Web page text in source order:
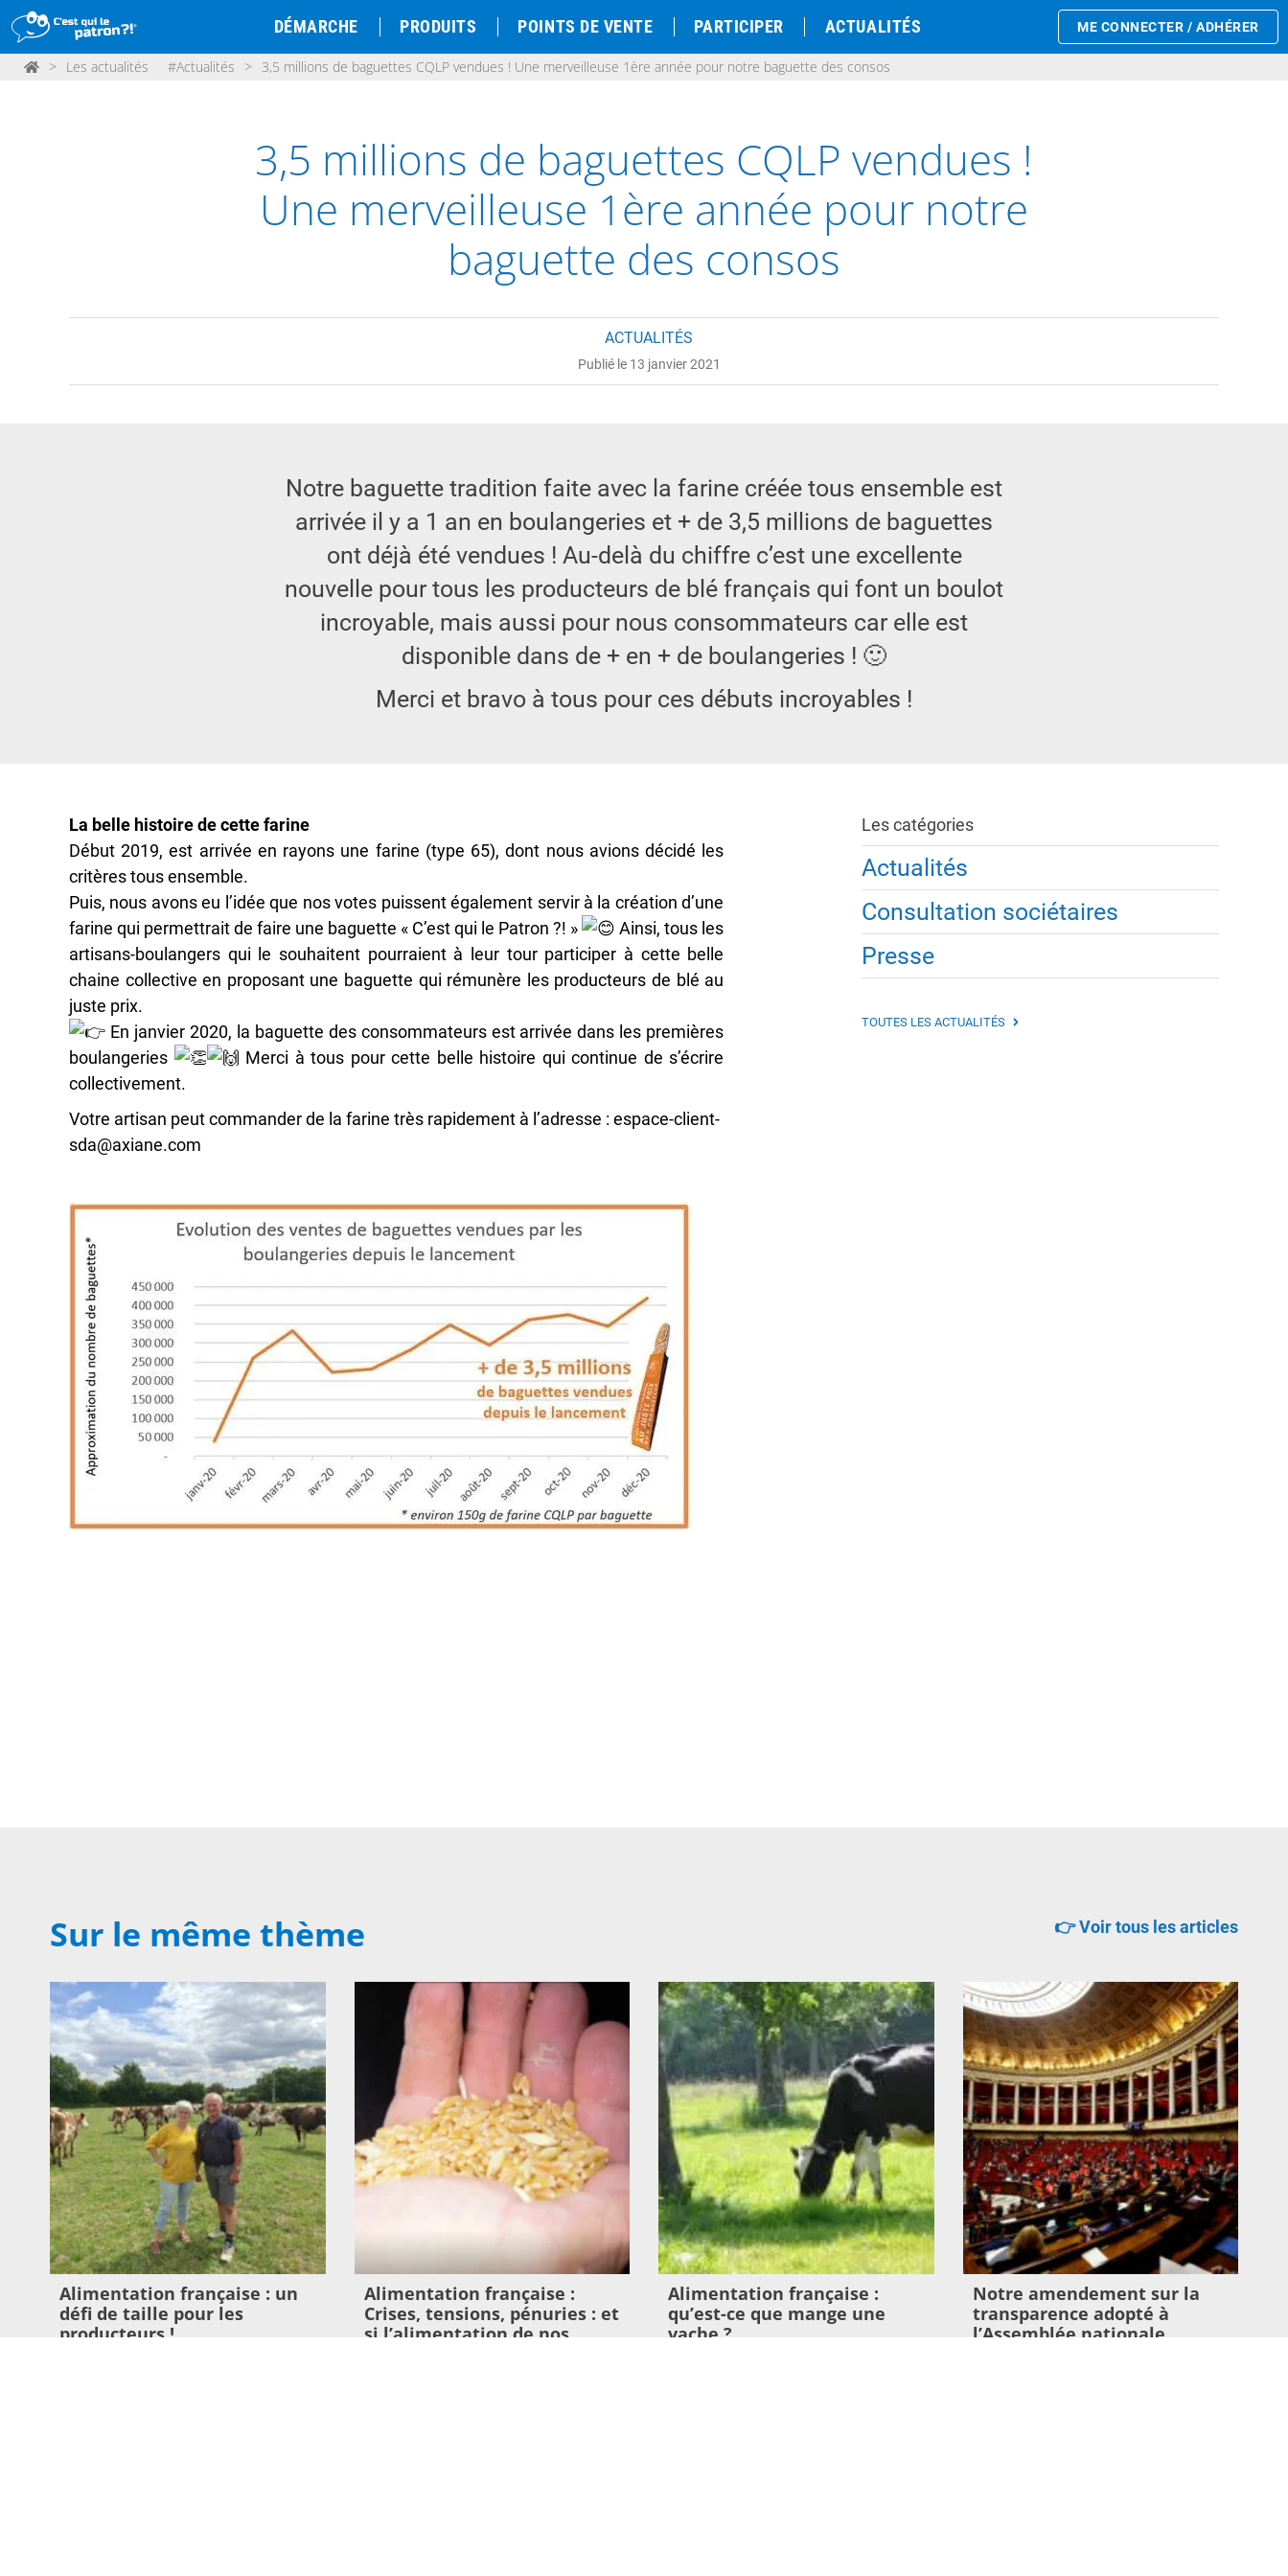
DÉMARCHE PRODUITS POINTS DE VENTE PARTICIPER ACTUALITÉS ME CONNECTER / ADHÉRER
> Les actualités #Actualités > 3,5 millions de baguettes CQLP vendues ! Une merveilleuse 1ère année pour notre baguette des consos
3,5 millions de baguettes CQLP vendues !
Une merveilleuse 1ère année pour notre
baguette des consos
ACTUALITÉS
Publié le 13 janvier 2021
Notre baguette tradition faite avec la farine créée tous ensemble est
arrivée il y a 1 an en boulangeries et + de 3,5 millions de baguettes
ont déjà été vendues ! Au-delà du chiffre c’est une excellente
nouvelle pour tous les producteurs de blé français qui font un boulot
incroyable, mais aussi pour nous consommateurs car elle est
disponible dans de + en + de boulangeries ! 🙂
Merci et bravo à tous pour ces débuts incroyables !
La belle histoire de cette farine
Début 2019, est arrivée en rayons une farine (type 65), dont nous avions décidé les
critères tous ensemble.
Puis, nous avons eu l’idée que nos votes puissent également servir à la création d’une
farine qui permettrait de faire une baguette « C’est qui le Patron ?! »
Ainsi, tous les
artisans-boulangers qui le souhaitent pourraient à leur tour participer à cette belle
chaine collective en proposant une baguette qui rémunère les producteurs de blé au
juste prix.
En janvier 2020, la baguette des consommateurs est arrivée dans les premières
boulangeries
Merci à tous pour cette belle histoire qui continue de s’écrire
collectivement.
Votre artisan peut commander de la farine très rapidement à l’adresse : espace-client-
sda@axiane.com
Les catégories
Actualités
Consultation sociétaires
Presse
TOUTES LES ACTUALITÉS
Sur le même thème 👉 Voir tous les articles
Alimentation française : un
défi de taille pour les
producteurs !
Alimentation française :
Crises, tensions, pénuries : et
si l’alimentation de nos
Alimentation française :
qu’est-ce que mange une
vache ?
Notre amendement sur la
transparence adopté à
l’Assemblée nationale